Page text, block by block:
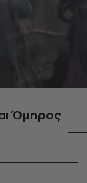
Όμηρος